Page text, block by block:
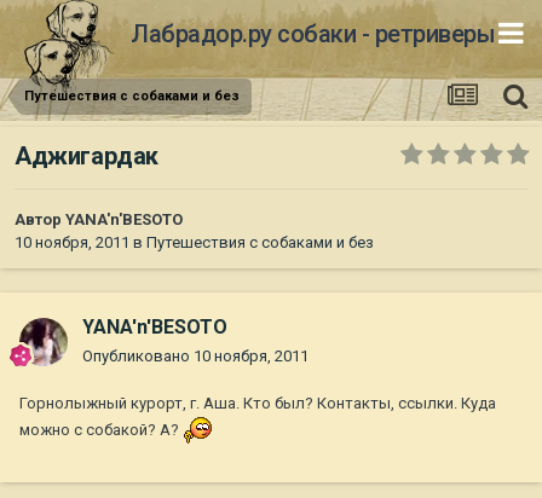
Лабрадор.ру собаки - ретриверы
Путешествия с собаками и без
Аджигардак
Автор YANA'n'BESOTO
10 ноября, 2011 в Путешествия с собаками и без
YANA'n'BESOTO
Опубликовано 10 ноября, 2011
Горнолыжный курорт, г. Аша. Кто был? Контакты, ссылки. Куда
можно с собакой? А?